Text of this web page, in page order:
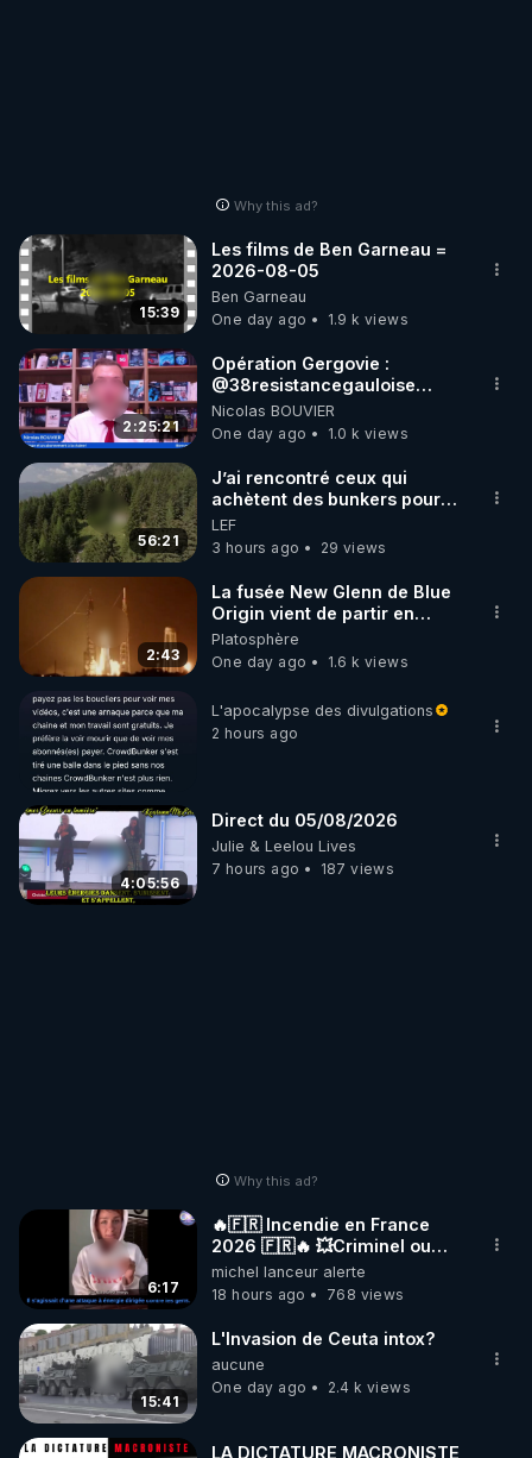
Why this ad?
15:39
Les films de Ben Garneau =
2026-08-05
Ben Garneau
One day ago
1.9 k views
2:25:21
Opération Gergovie :
‪@38resistancegauloise‬
‪@MarionSigautOfficiel‬
‪@gladysriifard5710‬ Laëtitia
Nicolas BOUVIER
One day ago
1.0 k views
56:21
J’ai rencontré ceux qui
achètent des bunkers pour
survivre à la fin du monde
LEF
3 hours ago
29 views
2:43
La fusée New Glenn de Blue
Origin vient de partir en
fumée.
Platosphère
One day ago
1.6 k views
L'apocalypse des divulgations
2 hours ago
4:05:56
Direct du 05/08/2026
Julie & Leelou Lives
7 hours ago
187 views
Why this ad?
6:17
🔥🇫🇷 Incendie en France
2026 🇫🇷🔥 💥Criminel ou
coincidence naturelle?💥
@NostraDamoucho
michel lanceur alerte
18 hours ago
768 views
15:41
L'Invasion de Ceuta intox?
aucune
One day ago
2.4 k views
LA DICTATURE MACRONISTE